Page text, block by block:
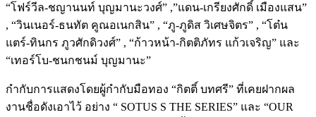
“โฟร์วีล-ชญานนท์ บุญมานะวงศ์” ,”แดน-เกรียงศักดิ์ เมืองแสน”
, “วินเนอร์-ธนทัต คูณอเนกสิน” , “ภู-ภูดิส วิเศษจิตร” , “โต๋น
แตร์-ทินกร ภูวศักดิวงศ์” , “ก้าวหน้า-กิตติภัทร แก้วเจริญ” และ
“เทอร์โบ-ชนกชนม์ บุญมานะ”
กำกับการแสดงโดยผู้กำกับมือทอง “กิตติ์ บทศรี” ที่เคยฝากผล
งานชื่อดังเอาไว้ อย่าง “ SOTUS S THE SERIES” และ “OUR